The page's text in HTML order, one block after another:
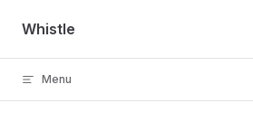
Skip to content
Whistle
Menu